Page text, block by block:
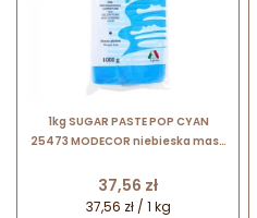
1kg SUGAR PASTE POP CYAN
25473 MODECOR niebieska masa
Cena
37,56 zł
37,56 zł / 1 kg